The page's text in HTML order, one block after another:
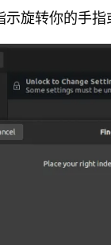
旋转你的手指